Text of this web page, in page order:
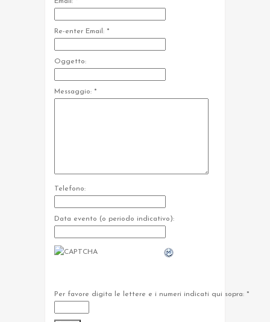
Email: *
Re-enter Email: *
Oggetto:
Messaggio: *
Telefono:
Data evento (o periodo indicativo):
Per favore digita le lettere e i numeri indicati qui sopra: *